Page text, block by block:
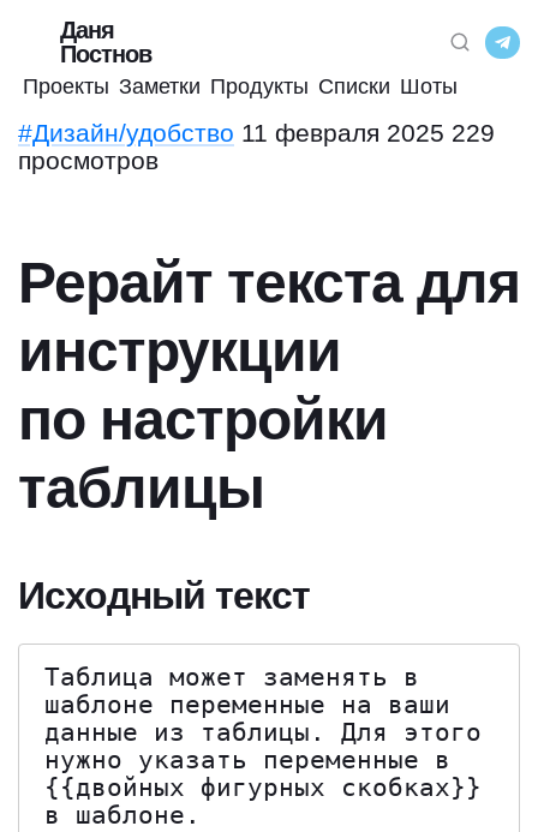
Даня
Постнов
Проекты Заметки Продукты Списки Шоты
#Дизайн/удобство 11 февраля 2025 229
просмотров
Рерайт текста для
инструкции
по настройки
таблицы
Исходный текст
Таблица может заменять в
шаблоне переменные на ваши
данные из таблицы. Для этого
нужно указать переменные в
{{двойных фигурных скобках}}
в шаблоне.